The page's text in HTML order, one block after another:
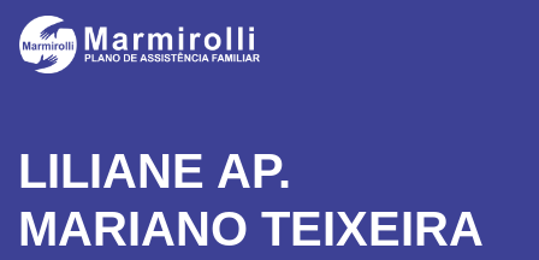
LILIANE AP.
MARIANO TEIXEIRA